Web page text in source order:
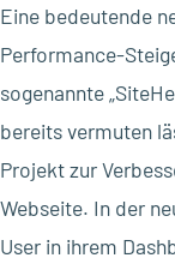
Eine bedeutende
Performance-
sogenannte
bereits vermuten
Projekt zur
Webseite. In der
User in ihrem